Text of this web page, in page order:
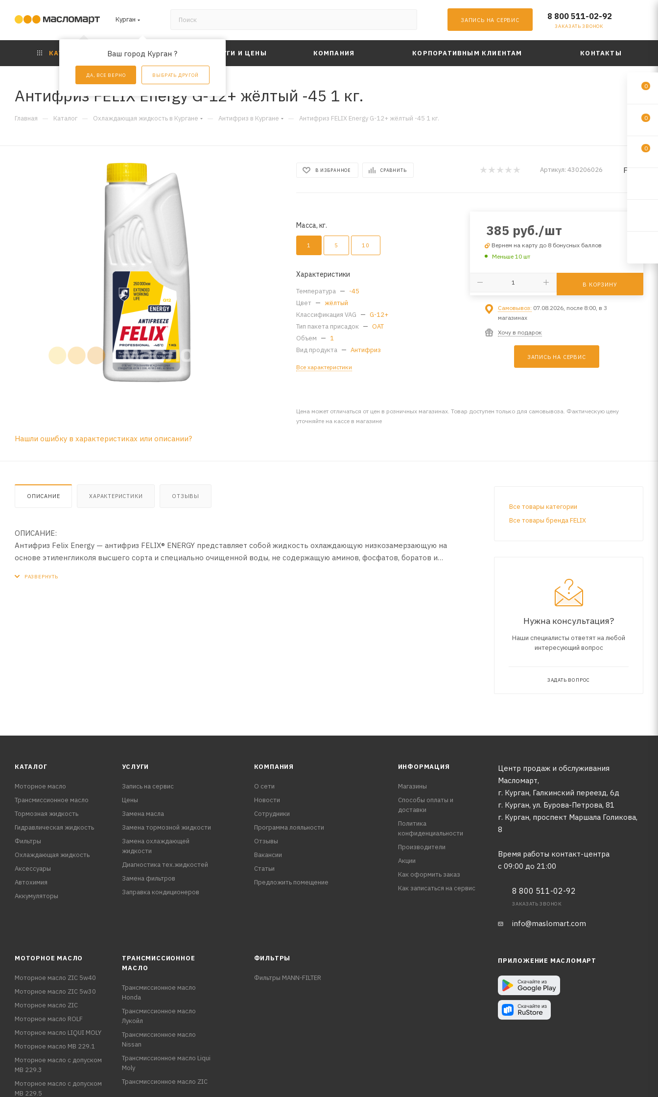
Курган
Ваш город Курган ?
ДА, ВСЕ ВЕРНО ВЫБРАТЬ ДРУГОЙ
ЗАПИСЬ НА СЕРВИС 8 800 511-02-92
ЗАКАЗАТЬ ЗВОНОК
КАТАЛОГ АКЦИИ УСЛУГИ И ЦЕНЫ КОМПАНИЯ КОРПОРАТИВНЫМ КЛИЕНТАМ КОНТАКТЫ
Антифриз FELIX Energy G-12+ жёлтый -45 1 кг.
Главная — Каталог — Охлаждающая жидкость в Кургане — Антифриз в Кургане — Антифриз FELIX Energy G-12+ жёлтый -45 1 кг.
В ИЗБРАННОЕ СРАВНИТЬ Артикул: 430206026 FELIX
Масса, кг.
1 5 10
Характеристики
Температура — -45
Цвет — жёлтый
Классификация VAG — G-12+
Тип пакета присадок — OAT
Объем — 1
Вид продукта — Антифриз
Все характеристики
385 руб./шт
Вернем на карту до 8 бонусных баллов
Меньше 10 шт
В КОРЗИНУ
Самовывоз: 07.08.2026, после 8:00, в 3
магазинах
Хочу в подарок
ЗАПИСЬ НА СЕРВИС
Цена может отличаться от цен в розничных магазинах. Товар доступен только для самовывоза. Фактическую цену
уточняйте на кассе в магазине
Нашли ошибку в характеристиках или описании?
ОПИСАНИЕ ХАРАКТЕРИСТИКИ ОТЗЫВЫ
ОПИСАНИЕ:
Антифриз Felix Energy — антифриз FELIX® ENERGY представляет собой жидкость охлаждающую низкозамерзающую на
основе этиленгликоля высшего сорта и специально очищенной воды, не содержащую аминов, фосфатов, боратов и
Все товары категории
Все товары бренда FELIX
Нужна консультация?
Наши специалисты ответят на любой
интересующий вопрос
ЗАДАТЬ ВОПРОС
КАТАЛОГ
Моторное масло
Трансмиссионное масло
Тормозная жидкость
Гидравлическая жидкость
Фильтры
Охлаждающая жидкость
Аксессуары
Автохимия
Аккумуляторы
УСЛУГИ
Запись на сервис
Цены
Замена масла
Замена тормозной жидкости
Замена охлаждающей
жидкости
Диагностика тех.жидкостей
Замена фильтров
Заправка кондиционеров
КОМПАНИЯ
О сети
Новости
Сотрудники
Программа лояльности
Отзывы
Вакансии
Статьи
Предложить помещение
ИНФОРМАЦИЯ
Магазины
Способы оплаты и
доставки
Политика
конфиденциальности
Производители
Акции
Как оформить заказ
Как записаться на сервис
Центр продаж и обслуживания
Масломарт,
г. Курган, Галкинский переезд, 6д
г. Курган, ул. Бурова-Петрова, 81
г. Курган, проспект Маршала Голикова,
8
Время работы контакт-центра
с 09:00 до 21:00
8 800 511-02-92
ЗАКАЗАТЬ ЗВОНОК
info@maslomart.com
МОТОРНОЕ МАСЛО
Моторное масло ZIC 5w40
Моторное масло ZIC 5w30
Моторное масло ZIC
Моторное масло ROLF
Моторное масло LIQUI MOLY
Моторное масло MB 229.1
Моторное масло с допуском
MB 229.3
Моторное масло с допуском
MB 229.5
ТРАНСМИССИОННОЕ
МАСЛО
Трансмиссионное масло
Honda
Трансмиссионное масло
Лукойл
Трансмиссионное масло
Nissan
Трансмиссионное масло Liqui
Moly
Трансмиссионное масло ZIC
ФИЛЬТРЫ
Фильтры MANN-FILTER
ПРИЛОЖЕНИЕ МАСЛОМАРТ
0
0
0